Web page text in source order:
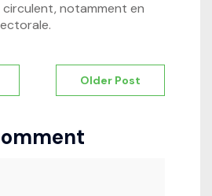
notamment en
Older Post